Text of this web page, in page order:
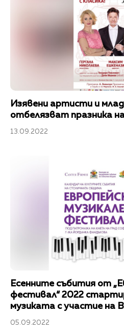
Изявени артисти и
отбелязват празника
13.09.2022
Есенните събития от
фестивал“ 2022
музиката с участие на
05.09.2022